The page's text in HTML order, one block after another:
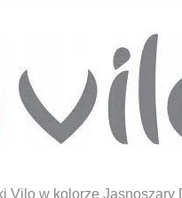
Vilo w kolorze Jasnoszary